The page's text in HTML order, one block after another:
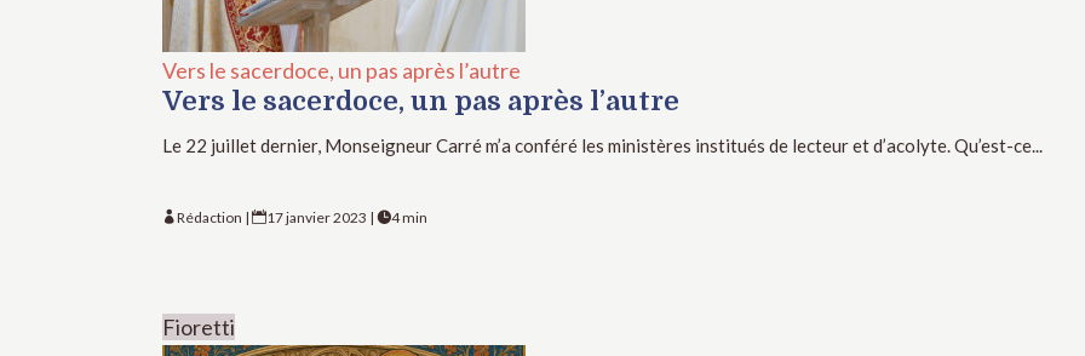
Vers le sacerdoce, un pas après l’autre
Vers le sacerdoce, un pas après l’autre
Le 22 juillet dernier, Monseigneur Carré m’a conféré les ministères institués de lecteur et d’acolyte. Qu’est-ce...
Rédaction |17 janvier 2023 |4 min
Fioretti